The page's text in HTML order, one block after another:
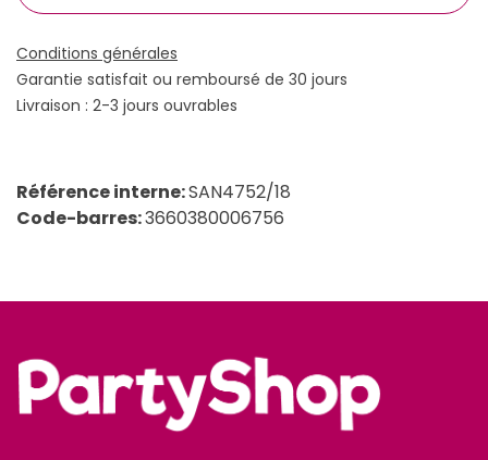
Conditions générales
Garantie satisfait ou remboursé de 30 jours
Livraison : 2-3 jours ouvrables
Référence interne:SAN4752/18
Code-barres:3660380006756